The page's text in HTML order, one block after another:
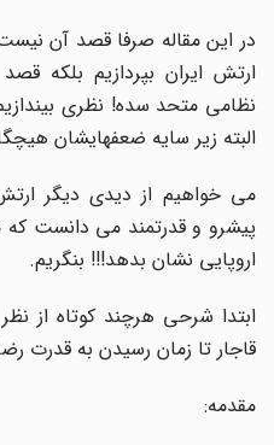
در این مقاله صرفا قصد آن نیست
ارتش ایران بپردازیم بلکه
نظامی متحد سده! نظری
البته زیر سایه ضعفهایشان
می خواهیم از دیدی دیگر
پیشرو و قدرتمند می دانست که
اروپایی نشان بدهد!!! بنگریم.
ابتدا شرحی هرچند کوتاه از نظر
قاجار تا زمان رسیدن به قدرت
مقدمه: